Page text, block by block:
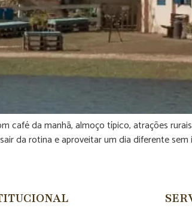
café da manhã, almoço típico, atrações
da rotina e aproveitar um dia diferente